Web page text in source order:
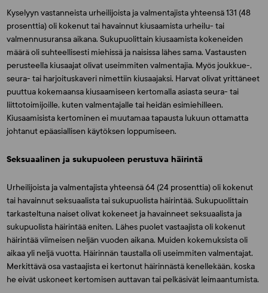
Kyselyyn vastanneista urheilijoista ja valmentajista yhteensä 131 (48
prosenttia) oli kokenut tai havainnut kiusaamista urheilu- tai
valmennusuransa aikana. Sukupuolittain kiusaamista kokeneiden
määrä oli suhteellisesti miehissä ja naisissa lähes sama. Vastausten
perusteella kiusaajat olivat useimmiten valmentajia. Myös joukkue-,
seura- tai harjoituskaveri nimettiin kiusaajaksi. Harvat olivat yrittäneet
puuttua kokemaansa kiusaamiseen kertomalla asiasta seura- tai
liittotoimijoille, kuten valmentajalle tai heidän esimiehilleen.
Kiusaamisista kertominen ei muutamaa tapausta lukuun ottamatta
johtanut epäasiallisen käytöksen loppumiseen.
Seksuaalinen ja sukupuoleen perustuva häirintä
Urheilijoista ja valmentajista yhteensä 64 (24 prosenttia) oli kokenut
tai havainnut seksuaalista tai sukupuolista häirintää. Sukupuolittain
tarkasteltuna naiset olivat kokeneet ja havainneet seksuaalista ja
sukupuolista häirintää eniten. Lähes puolet vastaajista oli kokenut
häirintää viimeisen neljän vuoden aikana. Muiden kokemuksista oli
aikaa yli neljä vuotta. Häirinnän taustalla oli useimmiten valmentajat.
Merkittävä osa vastaajista ei kertonut häirinnästä kenellekään, koska
he eivät uskoneet kertomisen auttavan tai pelkäsivät leimaantumista.